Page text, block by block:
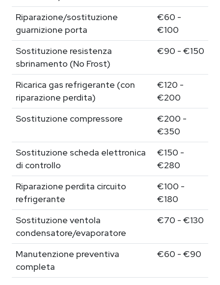
Riparazione/sostituzione
guarnizione porta
€60 -
€100
Sostituzione resistenza
sbrinamento (No Frost)
€90 - €150
Ricarica gas refrigerante (con
riparazione perdita)
€120 -
€200
Sostituzione compressore
€200 -
€350
Sostituzione scheda elettronica
di controllo
€150 -
€280
Riparazione perdita circuito
refrigerante
€100 -
€180
Sostituzione ventola
condensatore/evaporatore
€70 - €130
Manutenzione preventiva
completa
€60 - €90